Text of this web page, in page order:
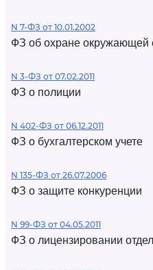
N 7-ФЗ от 10.01.2002
ФЗ об охране окружающей
N 3-ФЗ от 07.02.2011
ФЗ о полиции
N 402-ФЗ от 06.12.2011
ФЗ о бухгалтерском учете
N 135-ФЗ от 26.07.2006
ФЗ о защите конкуренции
N 99-ФЗ от 04.05.2011
ФЗ о лицензировании